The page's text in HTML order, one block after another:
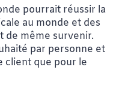
pourrait réussir la
au monde et des
de même survenir.
par personne et
client que pour le